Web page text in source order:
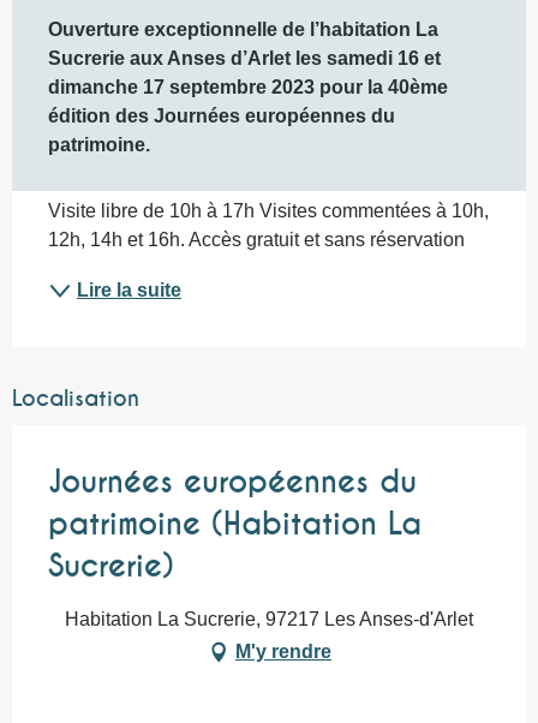
Ouverture exceptionnelle de l’habitation La
Sucrerie aux Anses d’Arlet les samedi 16 et
dimanche 17 septembre 2023 pour la 40ème
édition des Journées européennes du
patrimoine.
Visite libre de 10h à 17h Visites commentées à 10h,
12h, 14h et 16h. Accès gratuit et sans réservation
Lire la suite
Localisation
Journées européennes du
patrimoine (Habitation La
Sucrerie)
Habitation La Sucrerie, 97217 Les Anses-d'Arlet
M'y rendre